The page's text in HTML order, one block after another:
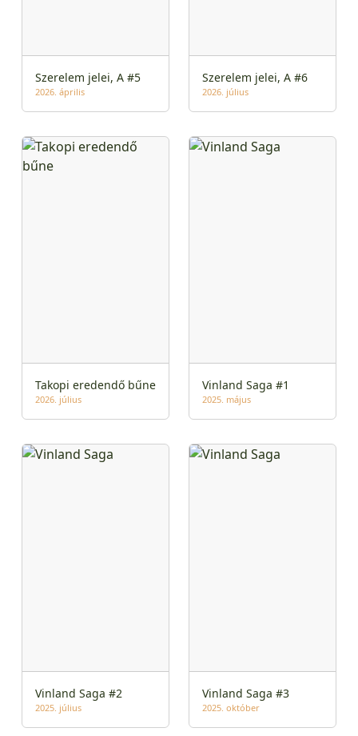
Szerelem jelei, A #5
2026. április
Szerelem jelei, A #6
2026. július
Takopi eredendő bűne
2026. július
Vinland Saga #1
2025. május
Vinland Saga #2
2025. július
Vinland Saga #3
2025. október